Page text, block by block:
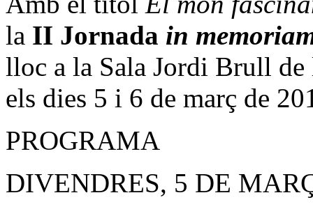
la II Jornada in
lloc a la Sala Jordi Brull de
els dies 5 i 6 de març de
PROGRAMA
DIVENDRES, 5 DE